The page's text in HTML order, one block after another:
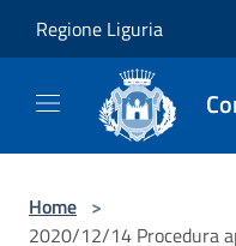
Regione Liguria
Home >
2020/12/14 Procedura